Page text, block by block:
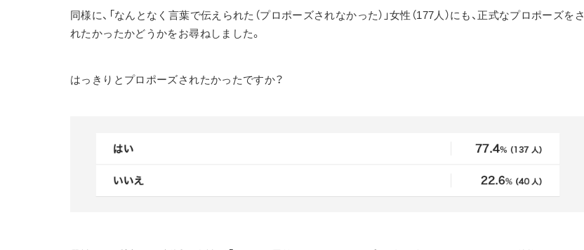
同様に、「なんとなく言葉で伝えられた（プロポーズされなかった）」女性（177人）にも、正式なプロポーズをさ
れたかったかどうかをお尋ねしました。
はっきりとプロポーズされたかったですか？